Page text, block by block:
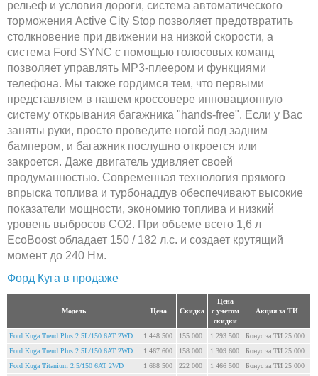
рельеф и условия дороги, система автоматического
торможения Active City Stop позволяет предотвратить
столкновение при движении на низкой скорости, а
система Ford SYNC с помощью голосовых команд
позволяет управлять MP3-плеером и функциями
телефона. Мы также гордимся тем, что первыми
представляем в нашем кроссовере инновационную
систему открывания багажника "hands-free". Если у Вас
заняты руки, просто проведите ногой под задним
бампером, и багажник послушно откроется или
закроется. Даже двигатель удивляет своей
продуманностью. Современная технология прямого
впрыска топлива и турбонаддув обеспечивают высокие
показатели мощности, экономию топлива и низкий
уровень выбросов CO2. При объеме всего 1,6 л
EcoBoost обладает 150 / 182 л.с. и создает крутящий
момент до 240 Нм.
Форд Куга в продаже
Модель Цена Скидка
Цена
с учетом
скидки
Акция за ТИ
Ford Kuga Trend Plus 2.5L/150 6AT 2WD 1 448 500 155 000 1 293 500
Бонус за ТИ 25 000
Ford Kuga Trend Plus 2.5L/150 6AT 2WD
1 467 600 158 000 1 309 600
Бонус за ТИ 25 000
Ford Kuga Titanium 2.5/150 6AT 2WD
1 688 500 222 000 1 466 500
Бонус за ТИ 25 000